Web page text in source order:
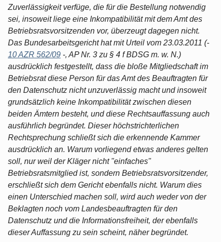
Zuverlässigkeit verfüge, die für die Bestellung notwendig
sei, insoweit liege eine Inkompatibilität mit dem Amt des
Betriebsratsvorsitzenden vor, überzeugt dagegen nicht.
Das Bundesarbeitsgericht hat mit Urteil vom 23.03.2011 (-
10 AZR 562/09 -, AP Nr. 3 zu § 4 f BDSG m. w. N.)
ausdrücklich festgestellt, dass die bloße Mitgliedschaft im
Betriebsrat diese Person für das Amt des Beauftragten für
den Datenschutz nicht unzuverlässig macht und insoweit
grundsätzlich keine Inkompatibilität zwischen diesen
beiden Ämtern besteht, und diese Rechtsauffassung auch
ausführlich begründet. Dieser höchstrichterlichen
Rechtsprechung schließt sich die erkennende Kammer
ausdrücklich an. Warum vorliegend etwas anderes gelten
soll, nur weil der Kläger nicht "einfaches"
Betriebsratsmitglied ist, sondern Betriebsratsvorsitzender,
erschließt sich dem Gericht ebenfalls nicht. Warum dies
einen Unterschied machen soll, wird auch weder von der
Beklagten noch vom Landesbeauftragten für den
Datenschutz und die Informationsfreiheit, der ebenfalls
dieser Auffassung zu sein scheint, näher begründet.